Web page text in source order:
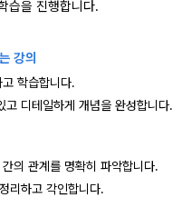
습을 진행합니다.
강의
학습합니다.
디테일하게 개념을 완성합니다.
의 관계를 명확히 파악합니다.
리하고 각인합니다.